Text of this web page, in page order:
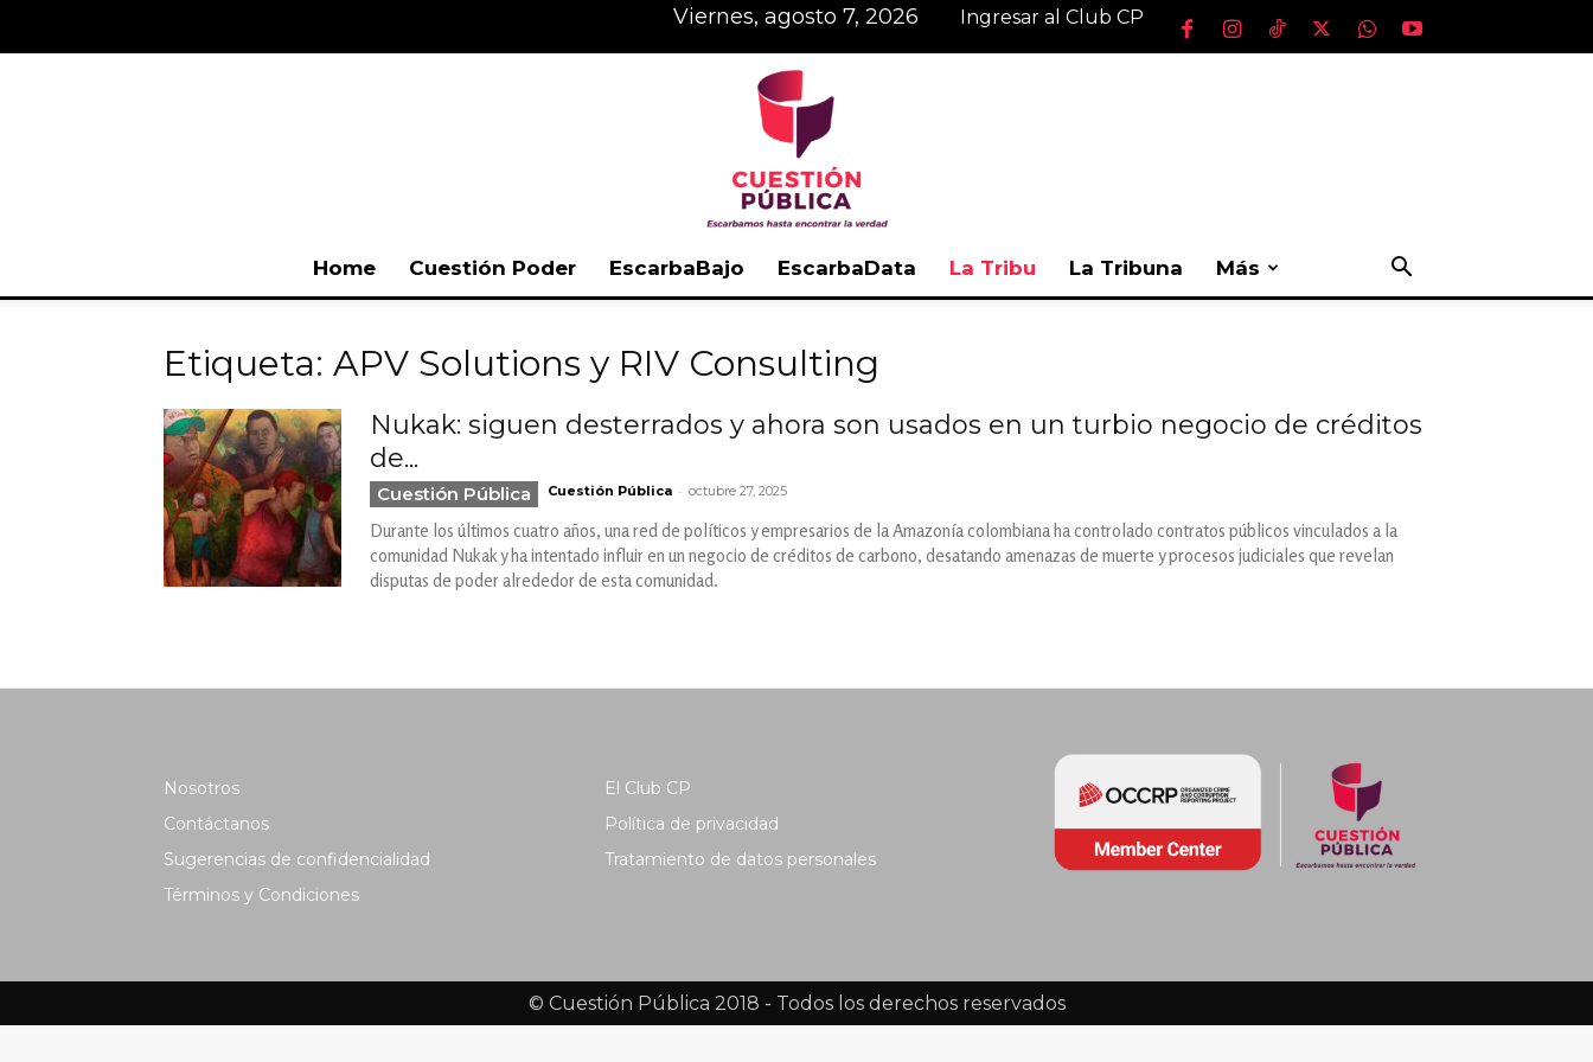
viernes, agosto 7, 2026 Ingresar al Club CP
Home Cuestión Poder EscarbaBajo EscarbaData La Tribu La Tribuna Más
Etiqueta: APV Solutions y RIV Consulting
Nukak: siguen desterrados y ahora son usados en un turbio negocio de créditos
de...
Cuestión Pública Cuestión Pública - octubre 27, 2025
Durante los últimos cuatro años, una red de políticos y empresarios de la Amazonía colombiana ha controlado contratos públicos vinculados a la
comunidad Nukak y ha intentado influir en un negocio de créditos de carbono, desatando amenazas de muerte y procesos judiciales que revelan
disputas de poder alrededor de esta comunidad.
Nosotros
Contáctanos
Sugerencias de confidencialidad
Términos y Condiciones
El Club CP
Política de privacidad
Tratamiento de datos personales
© Cuestión Pública 2018 - Todos los derechos reservados